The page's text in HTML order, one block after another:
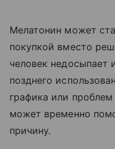
Мелатонин может
покупкой вместо
человек недосыпает
позднего
графика или
может временно
причину.